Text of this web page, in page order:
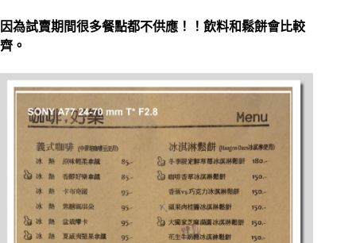
因為試賣期間很多餐點都不供應！！飲料和鬆餅會比較
齊。